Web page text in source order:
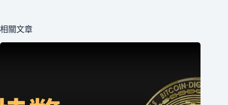
相關文章